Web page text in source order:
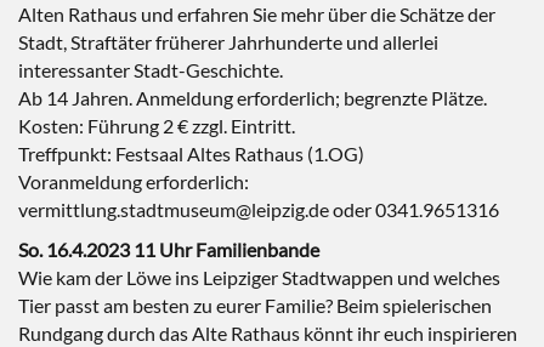
Alten Rathaus und erfahren Sie mehr über die Schätze der
Stadt, Straftäter früherer Jahrhunderte und allerlei
interessanter Stadt-Geschichte.
Ab 14 Jahren. Anmeldung erforderlich; begrenzte Plätze.
Kosten: Führung 2 € zzgl. Eintritt.
Treffpunkt: Festsaal Altes Rathaus (1.OG)
Voranmeldung erforderlich:
vermittlung.stadtmuseum@leipzig.de oder 0341.9651316
So. 16.4.2023 11 Uhr Familienbande
Wie kam der Löwe ins Leipziger Stadtwappen und welches
Tier passt am besten zu eurer Familie? Beim spielerischen
Rundgang durch das Alte Rathaus könnt ihr euch inspirieren